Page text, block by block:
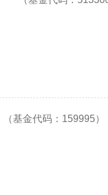
（基金代码：159995）